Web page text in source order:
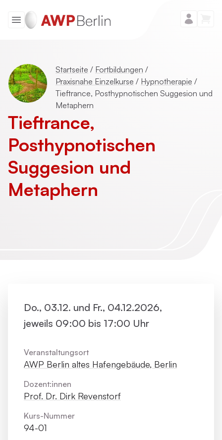
Startseite / Fortbildungen /
Praxisnahe Einzelkurse / Hypnotherapie /
Tieftrance, Posthypnotischen Suggesion und
Metaphern
Tieftrance,
Posthypnotischen
Suggesion und
Metaphern
Do., 03.12. und Fr., 04.12.2026,
jeweils 09:00 bis 17:00 Uhr
Veranstaltungsort
AWP Berlin altes Hafengebäude, Berlin
Dozent:innen
Prof. Dr. Dirk Revenstorf
Kurs-Nummer
94-01